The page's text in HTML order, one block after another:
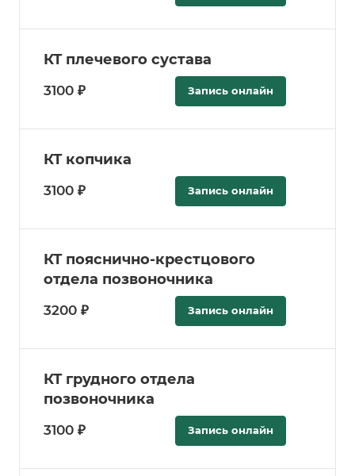
КТ плечевого сустава
3100 ₽ Запись онлайн
КТ копчика
3100 ₽ Запись онлайн
КТ пояснично-крестцового
отдела позвоночника
3200 ₽ Запись онлайн
КТ грудного отдела
позвоночника
3100 ₽ Запись онлайн